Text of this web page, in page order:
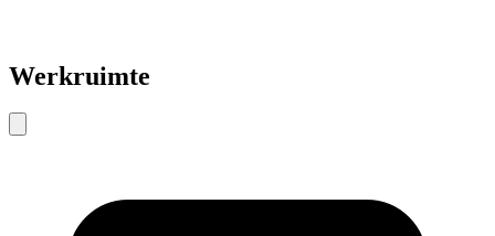
Werkruimte